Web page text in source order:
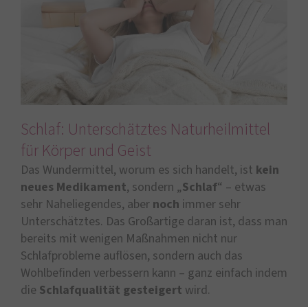
Schlaf: Unterschätztes Naturheilmittel
für Körper und Geist
Das Wundermittel, worum es sich handelt, ist kein
neues Medikament, sondern „Schlaf“ – etwas
sehr Naheliegendes, aber noch immer sehr
Unterschätztes. Das Großartige daran ist, dass man
bereits mit wenigen Maßnahmen nicht nur
Schlafprobleme auflösen, sondern auch das
Wohlbefinden verbessern kann – ganz einfach indem
die Schlafqualität gesteigert wird.